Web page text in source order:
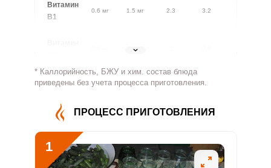
Витамин
В1
0.6 мг 1.5 мг 2.3 3.2
1.8 мг
Витамин
96.8 мг 500 мг 1.1 1.6
Витамин
В5
Витамин
1.1 мг 2 мг 3.3 4.6
* Каллорийность, БЖУ и хим. состав блюда
приведены без учета процесса приготовления.
ПРОЦЕСС ПРИГОТОВЛЕНИЯ
1